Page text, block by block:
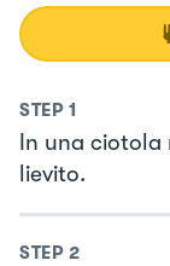
STEP 1
In una ciotola
lievito.
STEP 2